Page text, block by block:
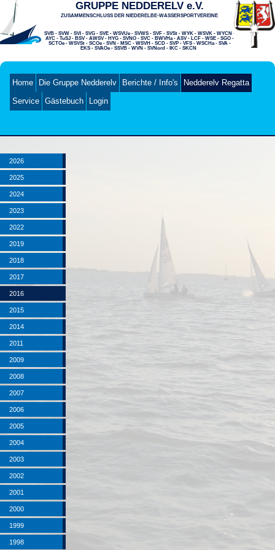
GRUPPE NEDDERELV e.V.
ZUSAMMENSCHLUSS DER NIEDERELBE-WASSERSPORTVEREINE
SVB - SVW - SVI - SVG - SVE - WSVUe - SVWS - SVF - SVSt - WYK - WSVK - WYCN -
AYC - TuSJ - BSV - AWSV - HYG - SVNO - SVC - BWVHa - ASV - LCF - WSE - SGO -
SCTOe - WSVSt - SCOe - SVN - MSC - WSVH - SCD - SVP - VFS - WSCHa - SVA -
EKS - SVAOe - SSVB - WVN - SVNord - IKC - SKCN
Home Die Gruppe Nedderelv Berichte / Info's Nedderelv Regatta
Service Gästebuch Login
2026
2025
2024
2023
2022
2019
2018
2017
2016
2015
2014
2011
2009
2008
2007
2006
2005
2004
2003
2002
2001
2000
1999
1998